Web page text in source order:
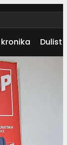
Dulist